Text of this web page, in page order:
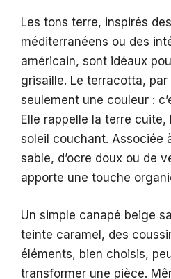
Les tons terre, inspirés
méditerranéens ou des
américain, sont idéaux
grisaille. Le terracotta, par
seulement une couleur :
Elle rappelle la terre cuite,
soleil couchant. Associée
sable, d’ocre doux ou de
apporte une touche
Un simple canapé beige
teinte caramel, des
éléments, bien choisis,
transformer une pièce.